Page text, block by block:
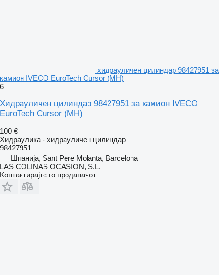
хидрауличен цилиндар 98427951 за
камион IVECO EuroTech Cursor (MH)
6
Хидрауличен цилиндар 98427951 за камион IVECO
EuroTech Cursor (MH)
100 €
Хидраулика - хидрауличен цилиндар
98427951
Шпанија, Sant Pere Molanta, Barcelona
LAS COLINAS OCASION, S.L.
Контактирајте го продавачот